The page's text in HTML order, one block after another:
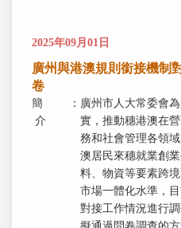
2025年09月01日
廣州與港澳規則銜接機制
卷
簡
介
： 廣州市人大常委會
實，推動穗港澳在
務和社會管理各領
澳居民來穗就業創
料、物資等要素跨
市場一體化水準，
對接工作情況進行調